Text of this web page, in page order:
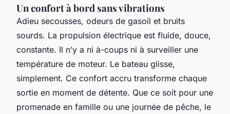
Un confort à bord sans vibrations
Adieu secousses, odeurs de gasoil et bruits
sourds. La propulsion électrique est fluide, douce,
constante. Il n’y a ni à-coups ni à surveiller une
température de moteur. Le bateau glisse,
simplement. Ce confort accru transforme chaque
sortie en moment de détente. Que ce soit pour une
promenade en famille ou une journée de pêche, le